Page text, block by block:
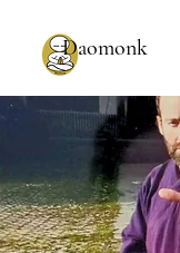
Daomonk